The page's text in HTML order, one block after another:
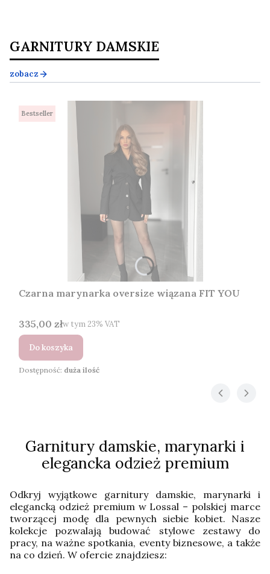
GARNITURY DAMSKIE
zobacz
Bestseller
Czarna marynarka oversize wiązana FIT YOU
Cena brutto
335,00 złw tym %s VAT
w tym 23% VAT
Do koszyka
Dostępność: duża ilość
Garnitury damskie, marynarki i
elegancka odzież premium
Odkryj wyjątkowe garnitury damskie, marynarki i
elegancką odzież premium w Lossal – polskiej marce
tworzącej modę dla pewnych siebie kobiet. Nasze
kolekcje pozwalają budować stylowe zestawy do
pracy, na ważne spotkania, eventy biznesowe, a także
na co dzień. W ofercie znajdziesz: